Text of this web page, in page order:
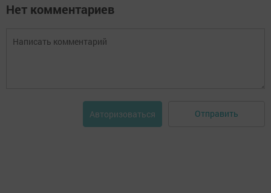
Нет комментариев
Авторизоваться Отправить